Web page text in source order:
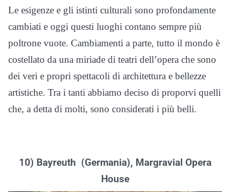
Le esigenze e gli istinti culturali sono profondamente
cambiati e oggi questi luoghi contano sempre più
poltrone vuote. Cambiamenti a parte, tutto il mondo è
costellato da una miriade di teatri dell’opera che sono
dei veri e propri spettacoli di architettura e bellezze
artistiche. Tra i tanti abbiamo deciso di proporvi quelli
che, a detta di molti, sono considerati i più belli.
10) Bayreuth (Germania), Margravial Opera
House